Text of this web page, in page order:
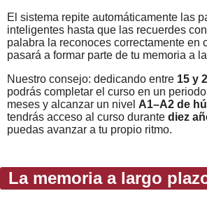
El sistema repite automáticamente las
inteligentes hasta que las recuerdes
palabra la reconoces correctamente en
pasará a formar parte de tu memoria a
Nuestro consejo: dedicando entre 15 y
podrás completar el curso en un
meses y alcanzar un nivel A1–A2 de
tendrás acceso al curso durante diez
puedas avanzar a tu propio ritmo.
La memoria a largo